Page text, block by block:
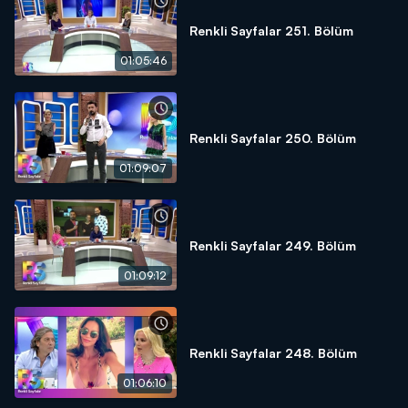
01:05:46
Renkli Sayfalar 251. Bölüm
01:09:07
Renkli Sayfalar 250. Bölüm
01:09:12
Renkli Sayfalar 249. Bölüm
01:06:10
Renkli Sayfalar 248. Bölüm